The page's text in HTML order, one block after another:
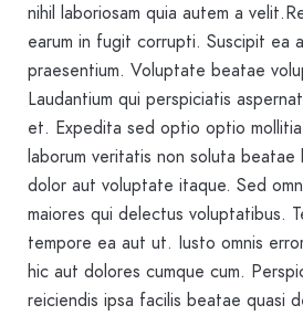
nihil laboriosam quia autem a
earum in fugit corrupti. Suscipit ea
praesentium. Voluptate beatae
Laudantium qui perspiciatis
et. Expedita sed optio optio
laborum veritatis non soluta beatae
dolor aut voluptate itaque. Sed
maiores qui delectus voluptatibus.
tempore ea aut ut. Iusto omnis
hic aut dolores cumque cum.
reiciendis ipsa facilis beatae quasi